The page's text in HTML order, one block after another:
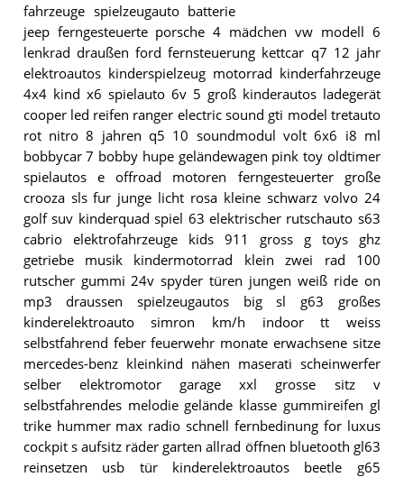
fahrzeuge spielzeugauto batterie
jeep ferngesteuerte porsche 4 mädchen vw modell 6
lenkrad draußen ford fernsteuerung kettcar q7 12 jahr
elektroautos kinderspielzeug motorrad kinderfahrzeuge
4x4 kind x6 spielauto 6v 5 groß kinderautos ladegerät
cooper led reifen ranger electric sound gti model tretauto
rot nitro 8 jahren q5 10 soundmodul volt 6x6 i8 ml
bobbycar 7 bobby hupe geländewagen pink toy oldtimer
spielautos e offroad motoren ferngesteuerter große
crooza sls fur junge licht rosa kleine schwarz volvo 24
golf suv kinderquad spiel 63 elektrischer rutschauto s63
cabrio elektrofahrzeuge kids 911 gross g toys ghz
getriebe musik kindermotorrad klein zwei rad 100
rutscher gummi 24v spyder türen jungen weiß ride on
mp3 draussen spielzeugautos big sl g63 großes
kinderelektroauto simron km/h indoor tt weiss
selbstfahrend feber feuerwehr monate erwachsene sitze
mercedes-benz kleinkind nähen maserati scheinwerfer
selber elektromotor garage xxl grosse sitz v
selbstfahrendes melodie gelände klasse gummireifen gl
trike hummer max radio schnell fernbedinung for luxus
cockpit s aufsitz räder garten allrad öffnen bluetooth gl63
reinsetzen usb tür kinderelektroautos beetle g65